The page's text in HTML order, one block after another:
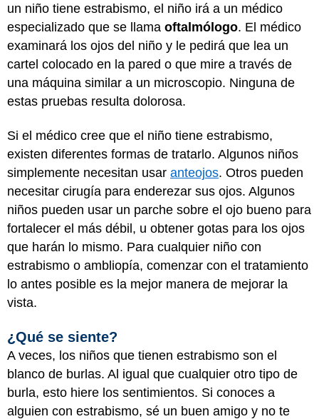
un niño tiene estrabismo, el niño irá a un médico
especializado que se llama oftalmólogo. El médico
examinará los ojos del niño y le pedirá que lea un
cartel colocado en la pared o que mire a través de
una máquina similar a un microscopio. Ninguna de
estas pruebas resulta dolorosa.
Si el médico cree que el niño tiene estrabismo,
existen diferentes formas de tratarlo. Algunos niños
simplemente necesitan usar anteojos. Otros pueden
necesitar cirugía para enderezar sus ojos. Algunos
niños pueden usar un parche sobre el ojo bueno para
fortalecer el más débil, u obtener gotas para los ojos
que harán lo mismo. Para cualquier niño con
estrabismo o ambliopía, comenzar con el tratamiento
lo antes posible es la mejor manera de mejorar la
vista.
¿Qué se siente?
A veces, los niños que tienen estrabismo son el
blanco de burlas. Al igual que cualquier otro tipo de
burla, esto hiere los sentimientos. Si conoces a
alguien con estrabismo, sé un buen amigo y no te